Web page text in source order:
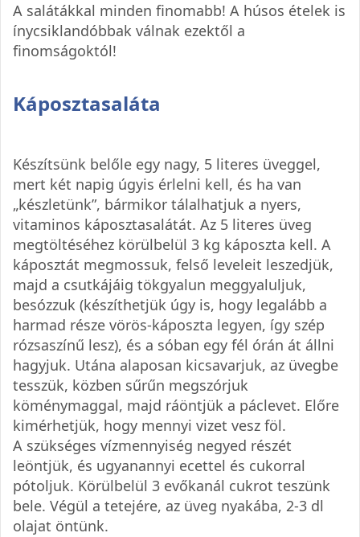
A salátákkal minden finomabb! A húsos ételek is
ínycsiklandóbbak válnak ezektől a
finomságoktól!
Káposztasaláta
Készítsünk belőle egy nagy, 5 literes üveggel,
mert két napig úgyis érlelni kell, és ha van
„készletünk”, bármikor tálalhatjuk a nyers,
vitaminos káposztasalátát. Az 5 literes üveg
megtöltéséhez körülbelül 3 kg káposzta kell. A
káposztát megmossuk, felső leveleit leszedjük,
majd a csutkájáig tökgyalun meggyaluljuk,
besózzuk (készíthetjük úgy is, hogy legalább a
harmad része vörös-káposzta legyen, így szép
rózsaszínű lesz), és a sóban egy fél órán át állni
hagyjuk. Utána alaposan kicsavarjuk, az üvegbe
tesszük, közben sűrűn megszórjuk
köménymaggal, majd ráöntjük a páclevet. Előre
kimérhetjük, hogy mennyi vizet vesz föl.
A szükséges vízmennyiség negyed részét
leöntjük, és ugyanannyi ecettel és cukorral
pótoljuk. Körülbelül 3 evőkanál cukrot teszünk
bele. Végül a tetejére, az üveg nyakába, 2-3 dl
olajat öntünk.